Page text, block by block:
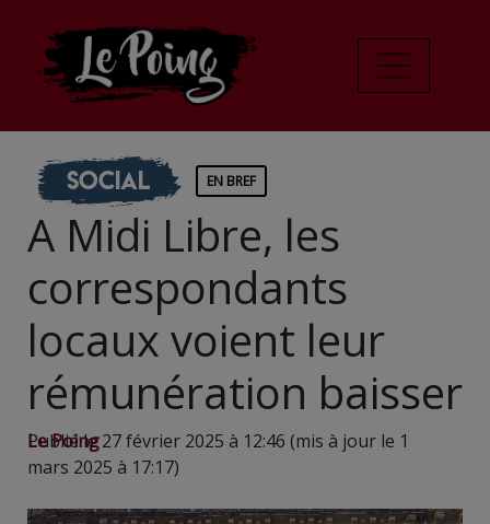
Social EN BREF
A Midi Libre, les
correspondants
locaux voient leur
rémunération baisser
Le Poing
Publié le 27 février 2025 à 12:46 (mis à jour le 1
mars 2025 à 17:17)